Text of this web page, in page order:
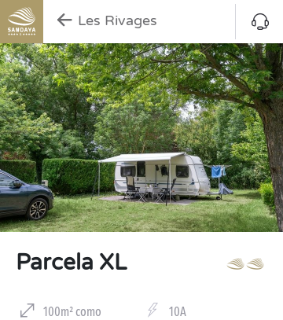
Les Rivages
Parcela XL
100m² como
10A